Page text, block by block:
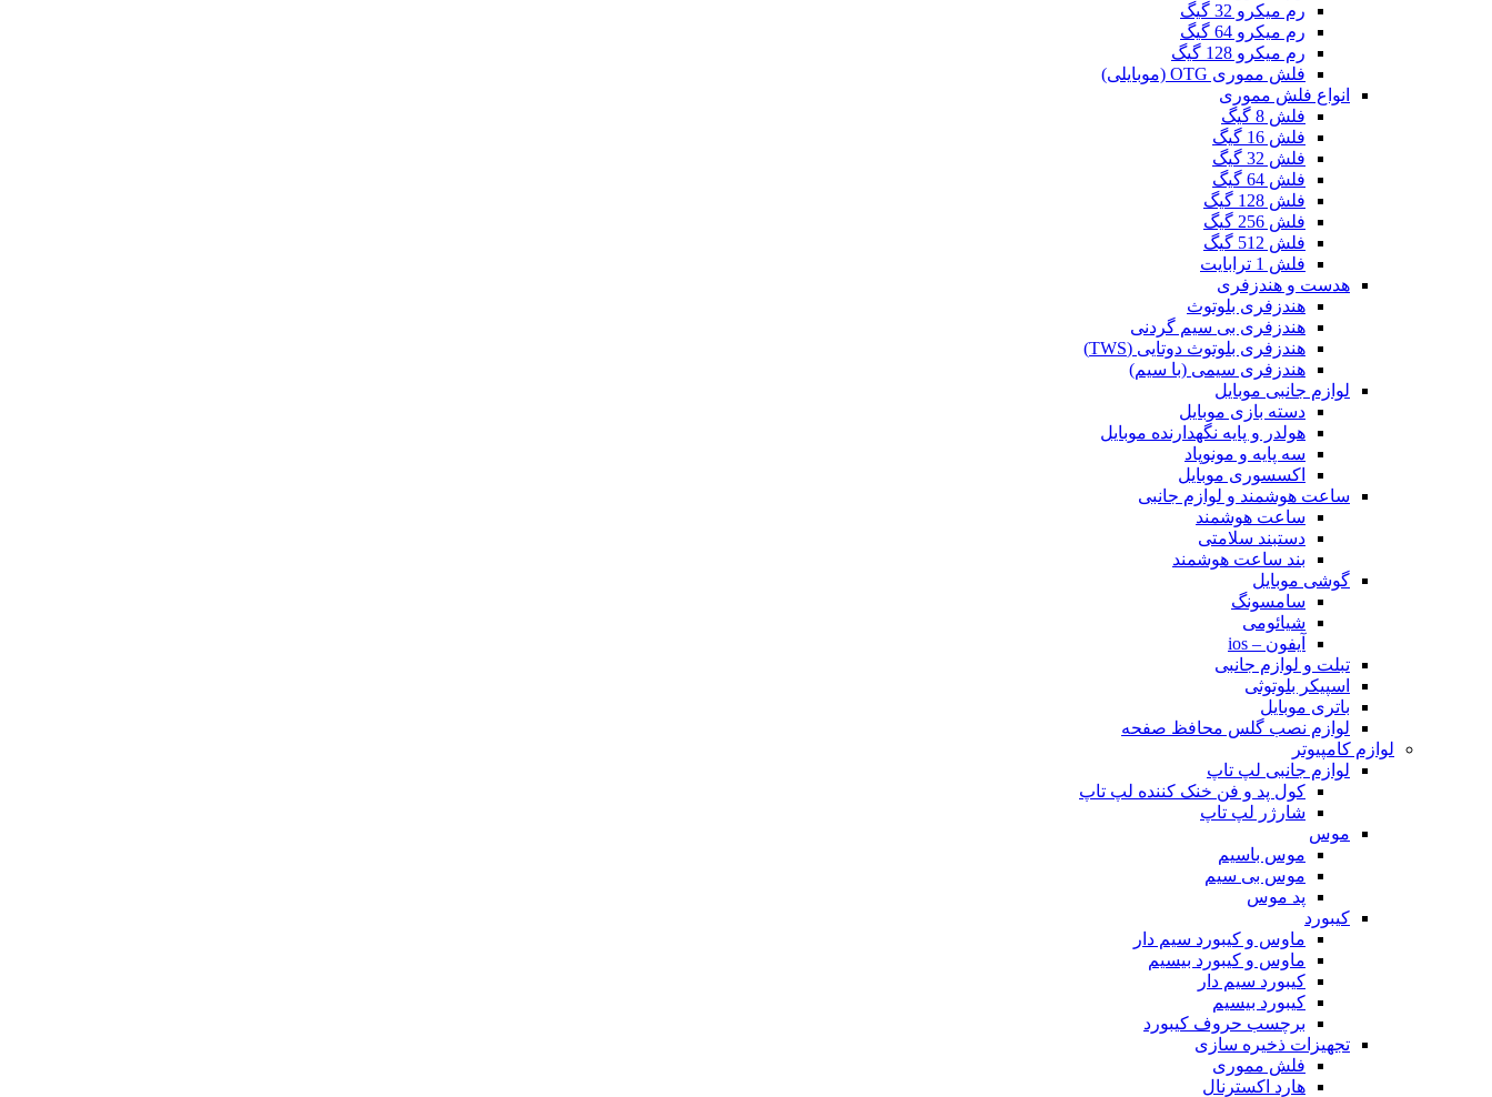
رم میکرو 32 گیگ
رم میکرو 64 گیگ
رم میکرو 128 گیگ
فلش مموری OTG (موبایلی)
انواع فلش مموری
فلش 8 گیگ
فلش 16 گیگ
فلش 32 گیگ
فلش 64 گیگ
فلش 128 گیگ
فلش 256 گیگ
فلش 512 گیگ
فلش 1 ترابایت
هدست و هندزفری
هندزفری بلوتوث
هندزفری بی سیم گردنی
هندزفری بلوتوث دوتایی (TWS)
هندزفری سیمی (با سیم)
لوازم جانبی موبایل
دسته بازی موبایل
هولدر و پایه نگهدارنده موبایل
سه پایه و مونوپاد
اکسسوری موبایل
ساعت هوشمند و لوازم جانبی
ساعت هوشمند
دستبند سلامتی
بند ساعت هوشمند
گوشی موبایل
سامسونگ
شیائومی
آیفون – ios
تبلت و لوازم جانبی
اسپیکر بلوتوثی
باتری موبایل
لوازم نصب گلس محافظ صفحه
لوازم کامپیوتر
لوازم جانبی لپ تاپ
کول پد و فن خنک کننده لپ تاپ
شارژر لپ تاپ
موس
موس باسیم
موس بی سیم
پد موس
کیبورد
ماوس و کیبورد سیم دار
ماوس و کیبورد بیسیم
کیبورد سیم دار
کیبورد بیسیم
برچسب حروف کیبورد
تجهیزات ذخیره سازی
فلش مموری
هارد اکسترنال